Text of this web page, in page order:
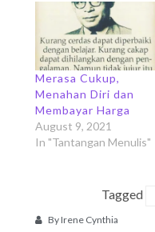
Merasa Cukup,
Menahan Diri dan
Membayar Harga
August 9, 2021
In "Tantangan Menulis"
Tagged
ByIrene Cynthia